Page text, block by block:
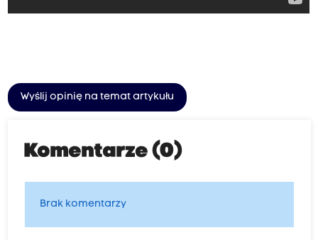
Wyślij opinię na temat artykułu
Komentarze (0)
Brak komentarzy